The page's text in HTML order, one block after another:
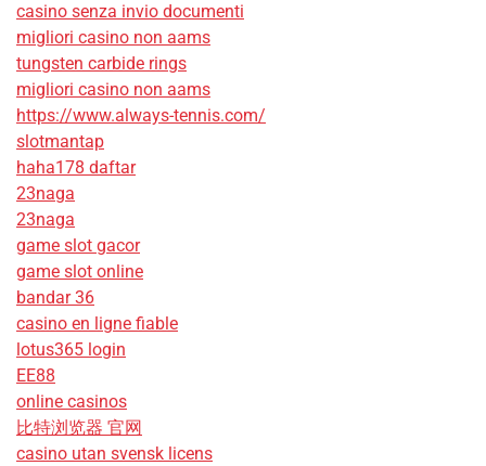
casino senza invio documenti
migliori casino non aams
tungsten carbide rings
migliori casino non aams
https://www.always-tennis.com/
slotmantap
haha178 daftar
23naga
23naga
game slot gacor
game slot online
bandar 36
casino en ligne fiable
lotus365 login
EE88
online casinos
比特浏览器 官网
casino utan svensk licens